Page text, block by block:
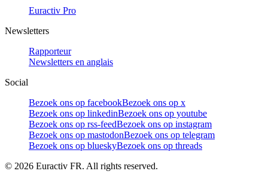
Euractiv Pro
Newsletters
Rapporteur
Newsletters en anglais
Social
Bezoek ons op facebookBezoek ons op x
Bezoek ons op linkedinBezoek ons op youtube
Bezoek ons op rss-feedBezoek ons op instagram
Bezoek ons op mastodonBezoek ons op telegram
Bezoek ons op blueskyBezoek ons op threads
© 2026 Euractiv FR. All rights reserved.